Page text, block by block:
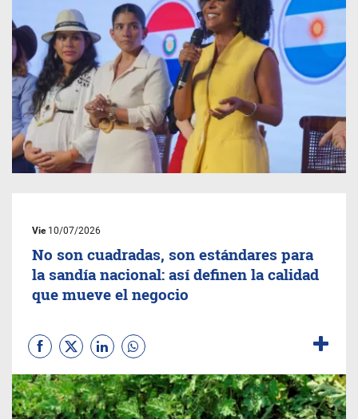
Vie10/07/2026
No son cuadradas, son estándares para
la sandía nacional: así definen la calidad
que mueve el negocio